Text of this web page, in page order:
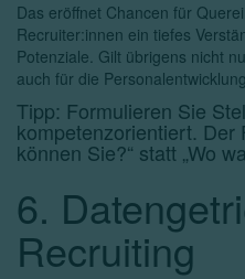
Das eröffnet Chancen für
Recruiter:innen ein tiefes
Potenziale. Gilt übrigens nicht
auch für die
Tipp: Formulieren Sie
kompetenzorientiert. Der
können Sie?“ statt „Wo
6.
Recruiting